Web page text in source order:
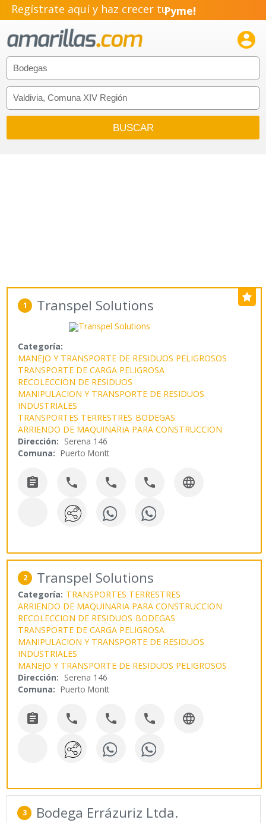
Regístrate aquí y haz crecer tuPyme!
Emprendimiento!

1 Transpel Solutions
Categoría:
MANEJO Y TRANSPORTE DE RESIDUOS PELIGROSOS
TRANSPORTE DE CARGA PELIGROSA
RECOLECCION DE RESIDUOS
MANIPULACION Y TRANSPORTE DE RESIDUOS
INDUSTRIALES
TRANSPORTES TERRESTRES BODEGAS
ARRIENDO DE MAQUINARIA PARA CONSTRUCCION
Dirección: Serena 146
Comuna: Puerto Montt
    
2 Transpel Solutions
Categoría: TRANSPORTES TERRESTRES
ARRIENDO DE MAQUINARIA PARA CONSTRUCCION
RECOLECCION DE RESIDUOS BODEGAS
TRANSPORTE DE CARGA PELIGROSA
MANIPULACION Y TRANSPORTE DE RESIDUOS
INDUSTRIALES
MANEJO Y TRANSPORTE DE RESIDUOS PELIGROSOS
Dirección: Serena 146
Comuna: Puerto Montt
    
3 Bodega Errázuriz Ltda.